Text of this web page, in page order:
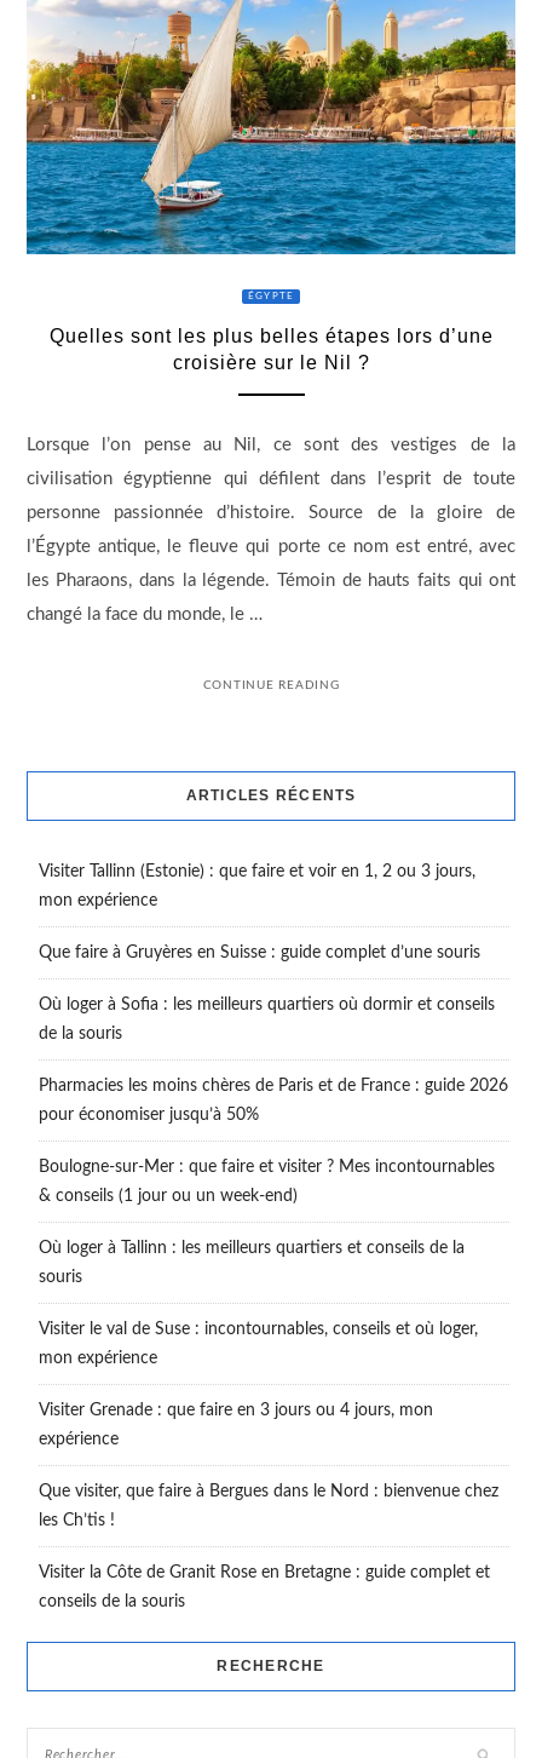
ÉGYPTE
Quelles sont les plus belles étapes lors d’une
croisière sur le Nil ?
Lorsque l’on pense au Nil, ce sont des vestiges de la
civilisation égyptienne qui défilent dans l’esprit de toute
personne passionnée d’histoire. Source de la gloire de
l’Égypte antique, le fleuve qui porte ce nom est entré, avec
les Pharaons, dans la légende. Témoin de hauts faits qui ont
changé la face du monde, le …
CONTINUE READING
ARTICLES RÉCENTS
Visiter Tallinn (Estonie) : que faire et voir en 1, 2 ou 3 jours,
mon expérience
Que faire à Gruyères en Suisse : guide complet d’une souris
Où loger à Sofia : les meilleurs quartiers où dormir et conseils
de la souris
Pharmacies les moins chères de Paris et de France : guide 2026
pour économiser jusqu’à 50%
Boulogne-sur-Mer : que faire et visiter ? Mes incontournables
& conseils (1 jour ou un week-end)
Où loger à Tallinn : les meilleurs quartiers et conseils de la
souris
Visiter le val de Suse : incontournables, conseils et où loger,
mon expérience
Visiter Grenade : que faire en 3 jours ou 4 jours, mon
expérience
Que visiter, que faire à Bergues dans le Nord : bienvenue chez
les Ch’tis !
Visiter la Côte de Granit Rose en Bretagne : guide complet et
conseils de la souris
RECHERCHE